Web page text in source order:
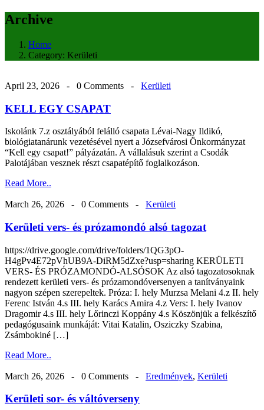
Archive
Home
Category: Kerületi
April 23, 2026 - 0 Comments - Kerületi
KELL EGY CSAPAT
Iskolánk 7.z osztályából felálló csapata Lévai-Nagy Ildikó,
biológiatanárunk vezetésével nyert a Józsefvárosi Önkormányzat
“Kell egy csapat!” pályázatán. A vállalásuk szerint a Csodák
Palotájában vesznek részt csapatépítő foglalkozáson.
Read More..
March 26, 2026 - 0 Comments - Kerületi
Kerületi vers- és prózamondó alsó tagozat
https://drive.google.com/drive/folders/1QG3pO-
H4gPv4E72pVhUB9A-DiRM5dZxe?usp=sharing KERÜLETI
VERS- ÉS PRÓZAMONDÓ-ALSÓSOK Az alsó tagozatosoknak
rendezett kerületi vers- és prózamondóversenyen a tanítványaink
nagyon szépen szerepeltek. Próza: I. hely Murzsa Melani 4.z II. hely
Ferenc István 4.s III. hely Karács Amira 4.z Vers: I. hely Ivanov
Dragomir 4.s III. hely Lőrinczi Koppány 4.s Köszönjük a felkészítő
pedagógusaink munkáját: Vitai Katalin, Osziczky Szabina,
Zsámbokiné […]
Read More..
March 26, 2026 - 0 Comments - Eredmények, Kerületi
Kerületi sor- és váltóverseny